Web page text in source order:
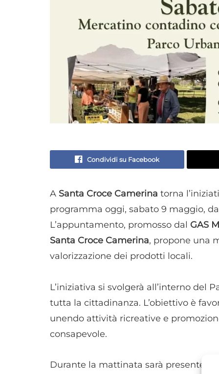
Condividi su Facebook
A Santa Croce Camerina torna
programma oggi, sabato 9 maggio,
L’appuntamento, promosso dal GAS
Santa Croce Camerina, propone una
valorizzazione dei prodotti locali.
L’iniziativa si svolgerà all’interno del
tutta la cittadinanza. L’obiettivo è
unendo attività ricreative e
consapevole.
Durante la mattinata sarà presente il